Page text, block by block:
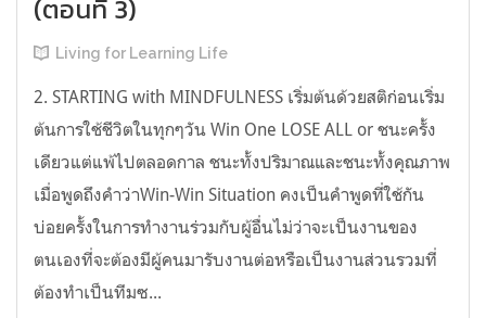
(ตอนที่ 3)
Living for Learning Life
2. STARTING with MINDFULNESS เริ่มต้นด้วยสติก่อนเริ่ม
ต้นการใช้ชีวิตในทุกๆวัน Win One LOSE ALL or ชนะครั้ง
เดียวแต่แพ้ไปตลอดกาล ชนะทั้งปริมาณและชนะทั้งคุณภาพ
เมื่อพูดถึงคำว่าWin-Win Situation คงเป็นคำพูดที่ใช้กัน
บ่อยครั้งในการทำงานร่วมกับผู้อื่นไม่ว่าจะเป็นงานของ
ตนเองที่จะต้องมีผู้คนมารับงานต่อหรือเป็นงานส่วนรวมที่
ต้องทำเป็นทีมซ...